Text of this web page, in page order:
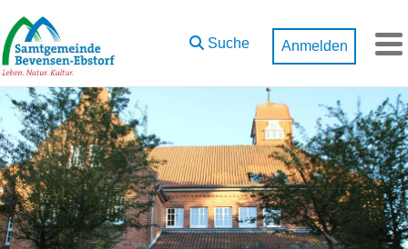
Zum Hauptinhalt springen
Suche Anmelden